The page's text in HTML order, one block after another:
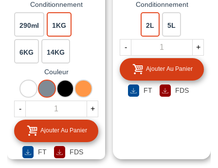
Conditionnement
290ml 1KG
6KG 14KG
Couleur
BLANC GRIS NOIR TUILE
- +
Ajouter Au Panier
FT FDS
Conditionnement
2L 5L
- +
Ajouter Au Panier
FT FDS